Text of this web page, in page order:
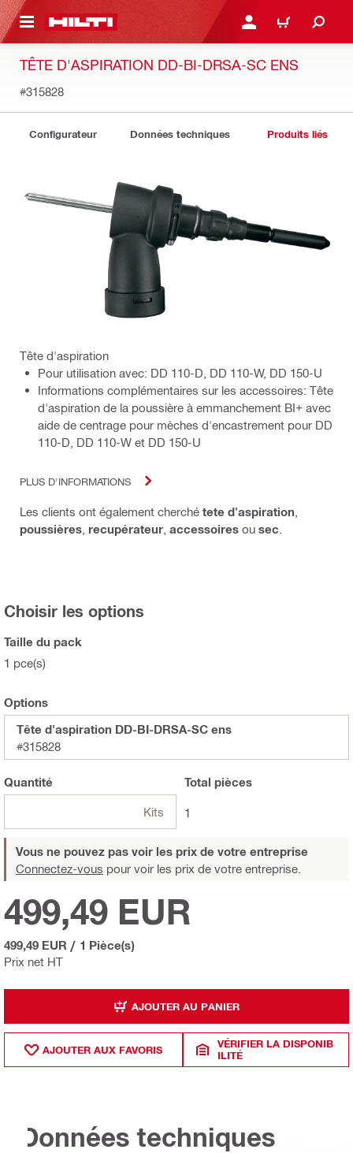
CONTENT CONNEXION OU
PANIER
TÊTE D'ASPIRATION DD-BI-DRSA-SC ENS
#315828
Configurateur Données techniques Produits liés
Tête d'aspiration
Pour utilisation avec: DD 110-D, DD 110-W, DD 150-U
Informations complémentaires sur les accessoires: Tête
d'aspiration de la poussière à emmanchement BI+ avec
aide de centrage pour mèches d'encastrement pour DD
110-D, DD 110-W et DD 150-U
PLUS D'INFORMATIONS
Les clients ont également cherché tete d'aspiration
poussières recupérateur accessoires ou sec
Choisir les options
Taille du pack
1 pce(s)
Options
Tête d'aspiration DD-BI-DRSA-SC ens
#315828
Quantité
Kits
Total pièces
1
Vous ne pouvez pas voir les prix de votre entreprise
Connectez-vous pour voir les prix de votre entreprise.
Prix net HT
499,49 EUR
499,49 EUR / 1 Pièce(s)
AJOUTER AU PANIER
AJOUTER AUX FAVORIS
VÉRIFIER LA DISPONIB
ILITÉ
Données techniques